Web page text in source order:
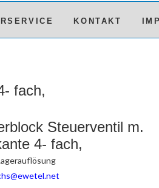
KONTAKT
fach,
Steuerventil m.
4- fach,